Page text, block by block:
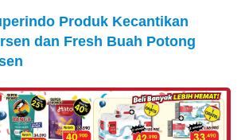
Produk Kecantikan
dan Fresh Buah Potong